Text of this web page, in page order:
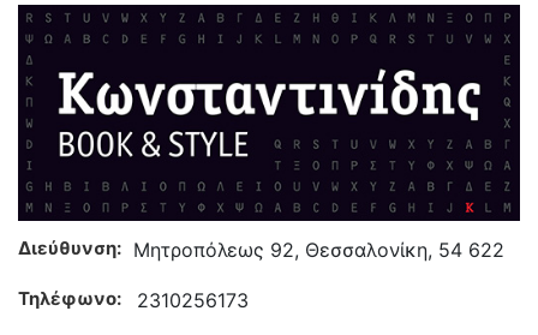
Διεύθυνση: Μητροπόλεως 92, Θεσσαλονίκη, 54 622
Τηλέφωνο: 2310256173